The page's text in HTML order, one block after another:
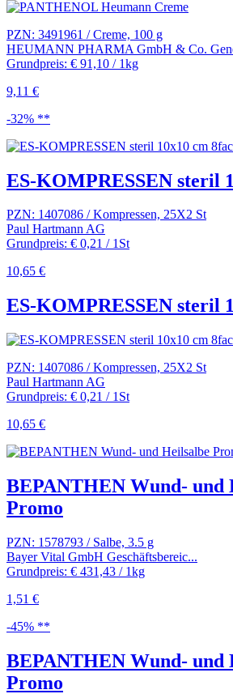
PZN: 3491961 / Creme, 100 g
HEUMANN PHARMA GmbH & Co.
Grundpreis: € 91,10 / 1kg
9,11 €
-32% **
ES-KOMPRESSEN steril
PZN: 1407086 / Kompressen, 25X2 St
Paul Hartmann AG
Grundpreis: € 0,21 / 1St
10,65 €
ES-KOMPRESSEN steril
PZN: 1407086 / Kompressen, 25X2 St
Paul Hartmann AG
Grundpreis: € 0,21 / 1St
10,65 €
BEPANTHEN Wund- und
Promo
PZN: 1578793 / Salbe, 3.5 g
Bayer Vital GmbH Geschäftsbereic...
Grundpreis: € 431,43 / 1kg
1,51 €
-45% **
BEPANTHEN Wund- und
Promo